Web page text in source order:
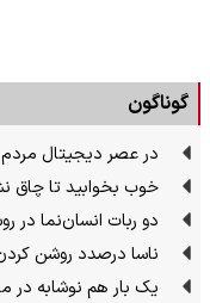
گوناگون
در عصر دیجیتال مردم
خوب بخوابید تا چاق
دو ربات انسان‌نما در
ناسا درصدد روشن
یک بار هم نوشابه در